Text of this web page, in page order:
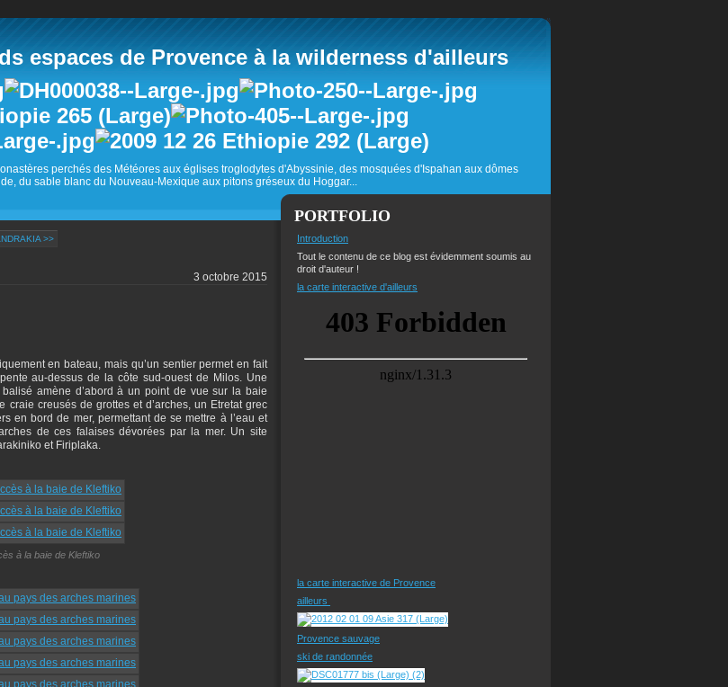
espaces de Provence à la wilderness d'ailleurs
perchés des Météores aux églises troglodytes d'Abyssinie, des mosquées d'Ispahan aux dômes
du sable blanc du Nouveau-Mexique aux pitons gréseux du Hoggar...
>>
3 octobre 2015
en bateau, mais qu’un sentier permet en fait
au-dessus de la côte sud-ouest de Milos. Une
amène d’abord à un point de vue sur la baie
creusés de grottes et d’arches, un Etretat grec
en bord de mer, permettant de se mettre à l’eau et
de ces falaises dévorées par la mer. Un site
et Firiplaka.
à la baie de Kleftiko
PORTFOLIO
Introduction
Tout le contenu de ce blog est évidemment soumis au
droit d'auteur !
la carte interactive d'ailleurs
la carte interactive de Provence
ailleurs
Provence sauvage
ski de randonnée